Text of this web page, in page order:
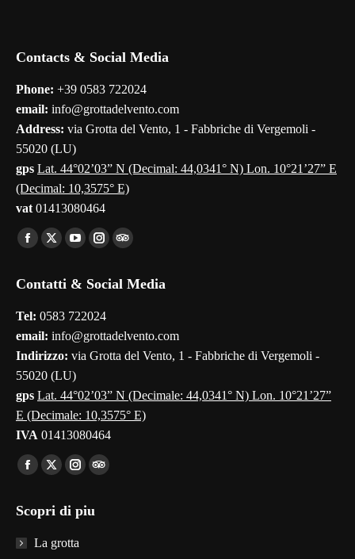
Contacts & Social Media
Phone: +39 0583 722024
email: info@grottadelvento.com
Address: via Grotta del Vento, 1 - Fabbriche di Vergemoli -
55020 (LU)
gps Lat. 44°02’03” N (Decimal: 44,0341° N) Lon. 10°21’27” E
(Decimal: 10,3575° E)
vat 01413080464
Find us on:
Facebook
opens
in
new
window
X
opens
in
new
window
YouTube
opens
in
new
window
Instagram
opens
in
new
window
TripAdvisor
opens
new
window
Contatti & Social Media
Tel: 0583 722024
email: info@grottadelvento.com
Indirizzo: via Grotta del Vento, 1 - Fabbriche di Vergemoli -
55020 (LU)
gps Lat. 44°02’03” N (Decimale: 44,0341° N) Lon. 10°21’27”
E (Decimale: 10,3575° E)
IVA 01413080464
Find us on:
Facebook
opens
in
X
opens
Instagram
opens
TripAdvisor
Scopri di piu
La grotta